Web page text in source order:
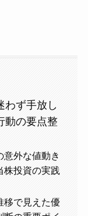
わず手放し
動の要点整
意外な値動き
株投資の実践
移で見えた優